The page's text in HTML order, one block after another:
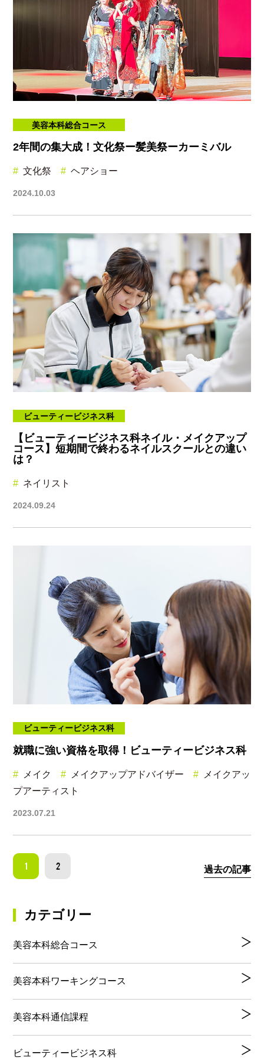
美容本科総合コース
2年間の集大成！文化祭ー髪美祭ーカーミバル
文化祭 ヘアショー
2024.10.03
ビューティービジネス科
【ビューティービジネス科ネイル・メイクアップ
コース】短期間で終わるネイルスクールとの違い
は？
ネイリスト
2024.09.24
ビューティービジネス科
就職に強い資格を取得！ビューティービジネス科
メイク メイクアップアドバイザー
メイクアッ
プアーティスト
2023.07.21
1 2 過去の記事
カテゴリー
美容本科総合コース
美容本科ワーキングコース
美容本科通信課程
ビューティービジネス科